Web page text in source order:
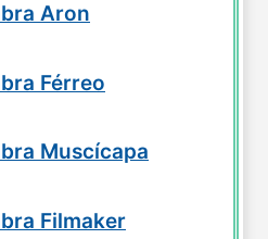
Aron
Férreo
Muscícapa
Filmaker